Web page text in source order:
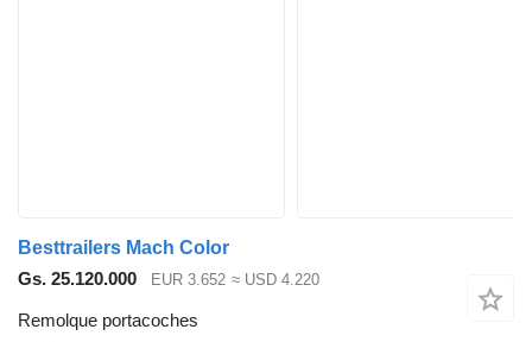
Besttrailers Mach Color
Gs. 25.120.000
EUR 3.652 ≈ USD 4.220
Remolque portacoches